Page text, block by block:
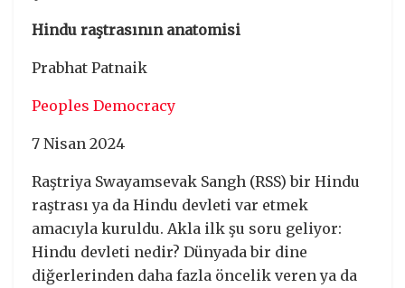
Hindu raştrasının anatomisi
Prabhat Patnaik
Peoples Democracy
7 Nisan 2024
Raştriya Swayamsevak Sangh (RSS) bir Hindu
raştrası ya da Hindu devleti var etmek
amacıyla kuruldu. Akla ilk şu soru geliyor:
Hindu devleti nedir? Dünyada bir dine
diğerlerinden daha fazla öncelik veren ya da